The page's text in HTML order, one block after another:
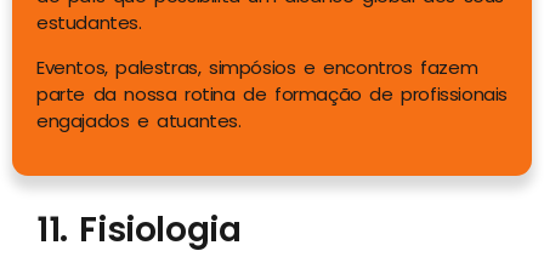
estudantes.
Eventos, palestras, simpósios e encontros fazem
parte da nossa rotina de formação de profissionais
engajados e atuantes.
11. Fisiologia